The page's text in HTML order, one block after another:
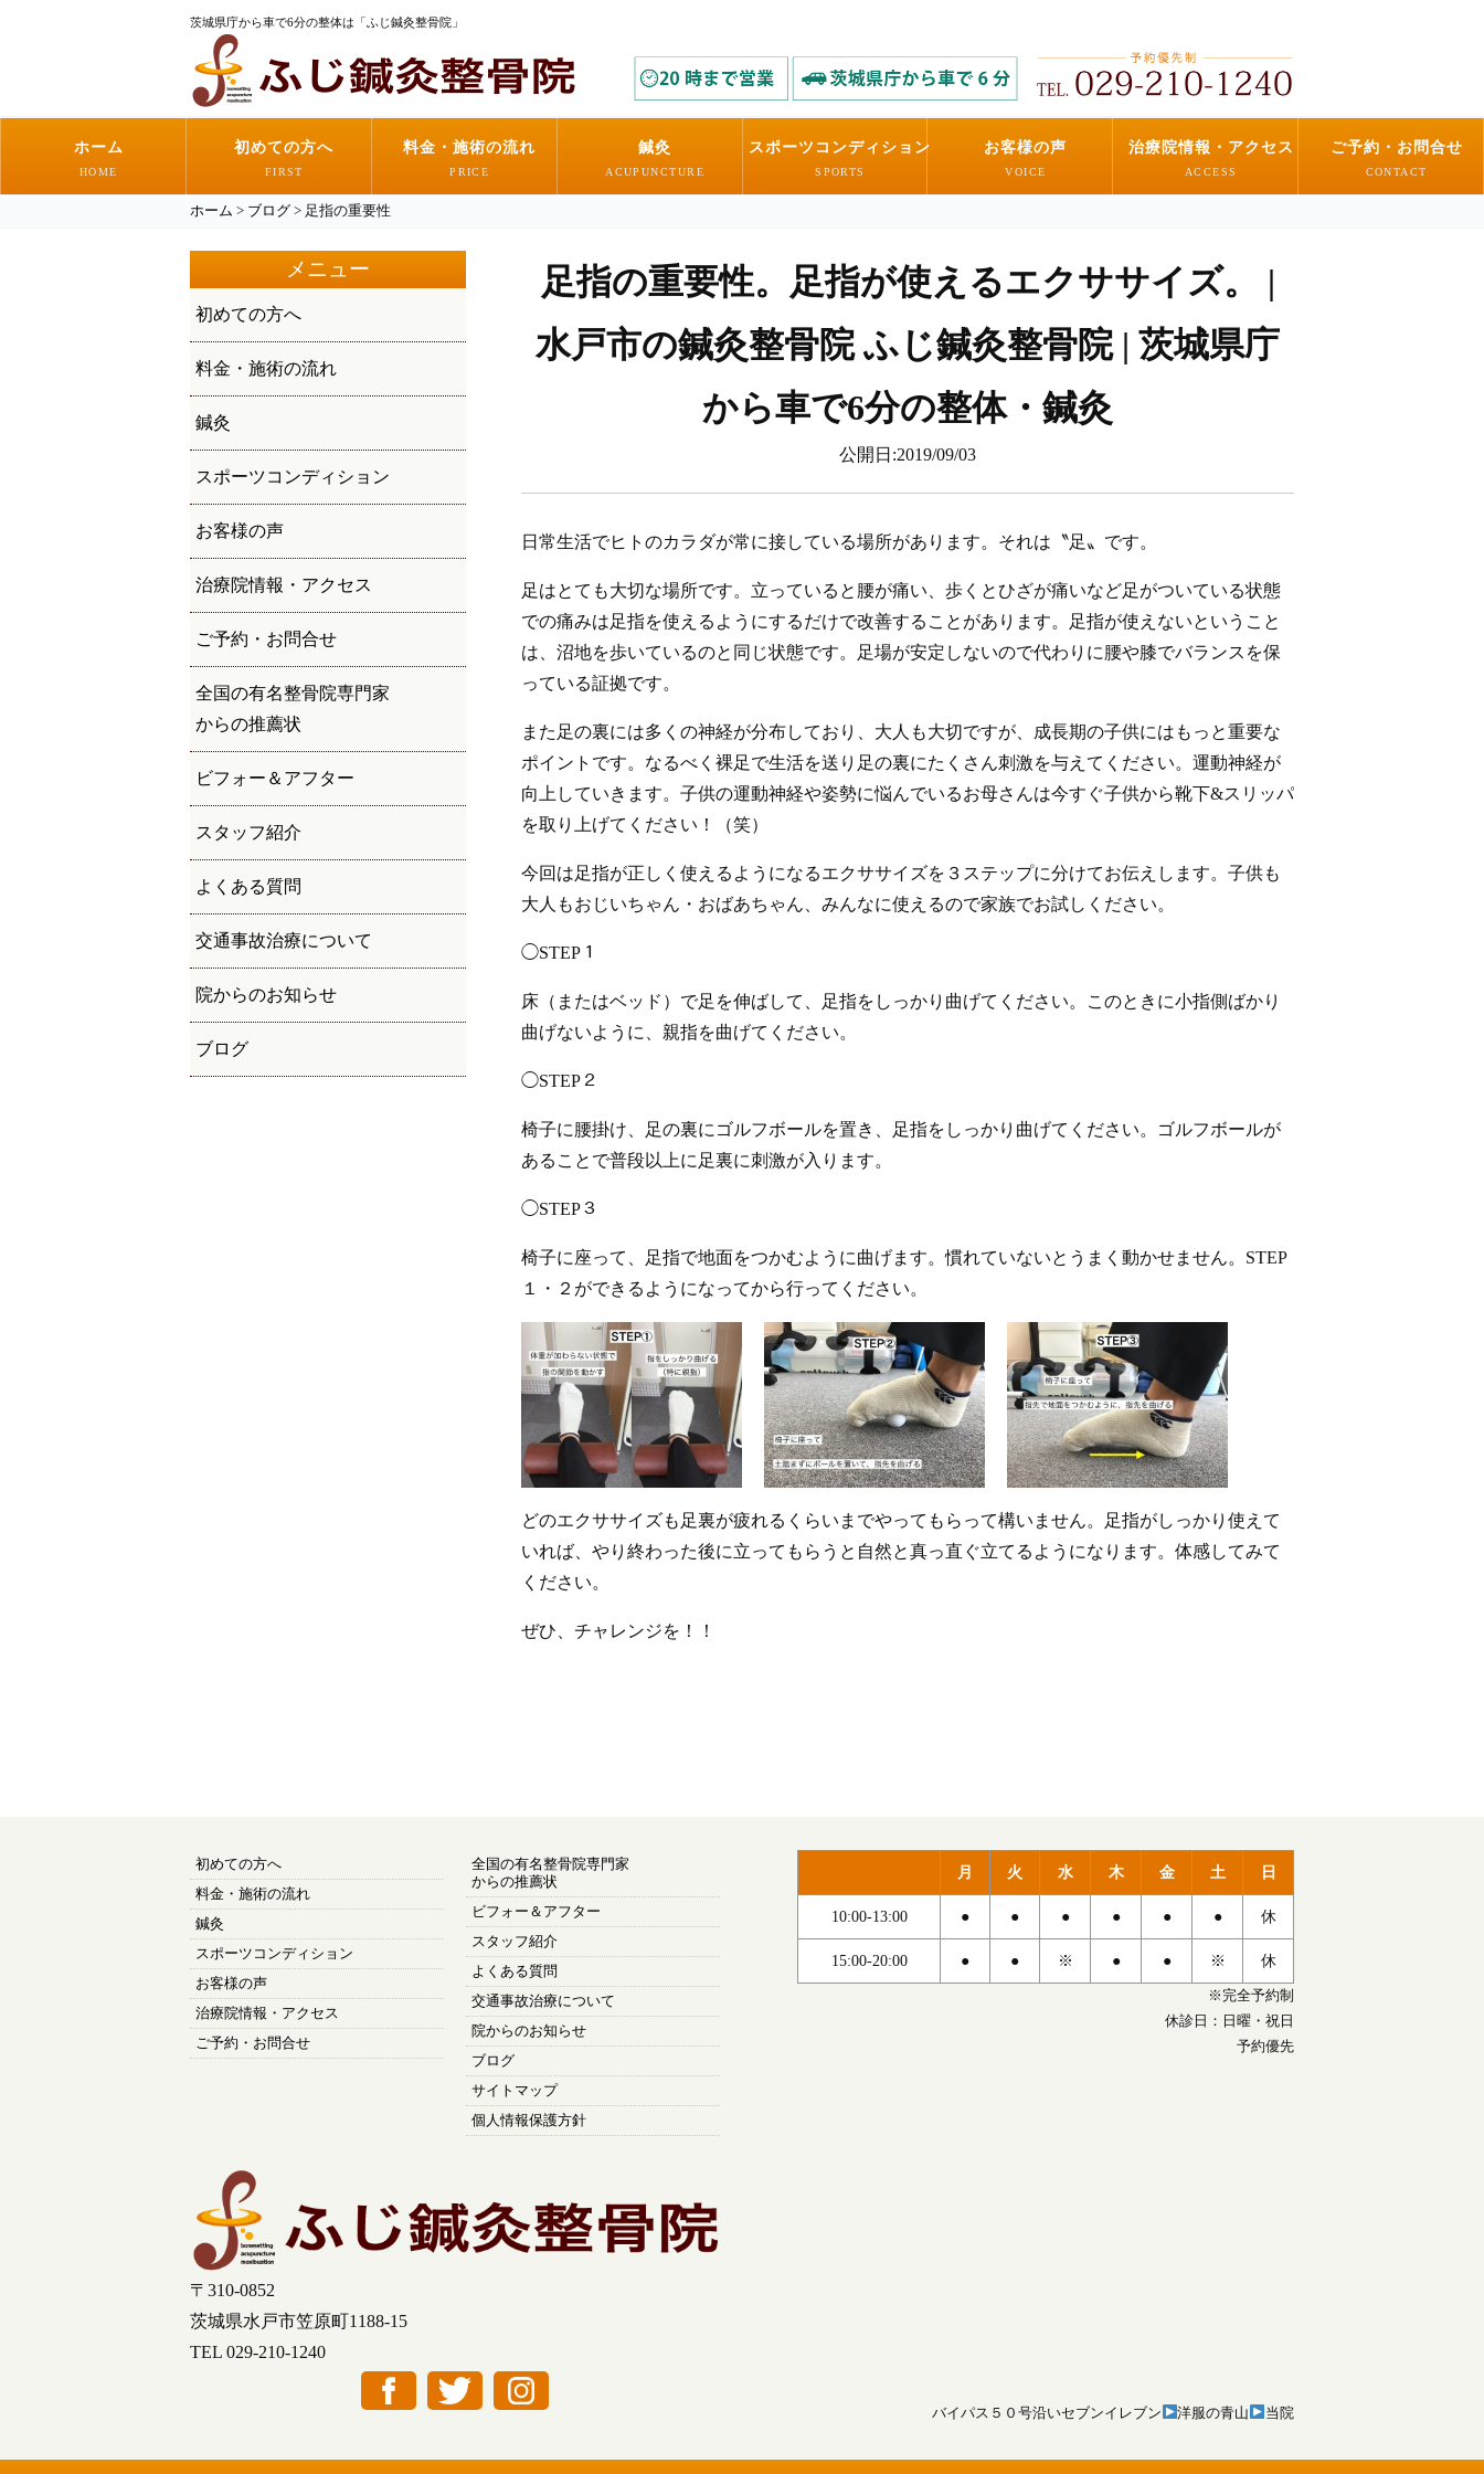
茨城県庁から車で6分の整体は「ふじ鍼灸整骨院」
ホーム
HOME
初めての方へ
FIRST
料金・施術の流れ
PRICE
鍼灸
ACUPUNCTURE
スポーツコンディション
SPORTS
お客様の声
VOICE
治療院情報・アクセス
ACCESS
ご予約・お問合せ
CONTACT
ホーム > ブログ > 足指の重要性
メニュー
初めての方へ
料金・施術の流れ
鍼灸
スポーツコンディション
お客様の声
治療院情報・アクセス
ご予約・お問合せ
全国の有名整骨院専門家
からの推薦状
ビフォー＆アフター
スタッフ紹介
よくある質問
交通事故治療について
院からのお知らせ
ブログ
足指の重要性。足指が使えるエクササイズ。 |
水戸市の鍼灸整骨院 ふじ鍼灸整骨院 | 茨城県庁
から車で6分の整体・鍼灸
公開日:2019/09/03
日常生活でヒトのカラダが常に接している場所があります。それは〝足〟です。
足はとても大切な場所です。立っていると腰が痛い、歩くとひざが痛いなど足がついている状態
での痛みは足指を使えるようにするだけで改善することがあります。足指が使えないということ
は、沼地を歩いているのと同じ状態です。足場が安定しないので代わりに腰や膝でバランスを保
っている証拠です。
また足の裏には多くの神経が分布しており、大人も大切ですが、成長期の子供にはもっと重要な
ポイントです。なるべく裸足で生活を送り足の裏にたくさん刺激を与えてください。運動神経が
向上していきます。子供の運動神経や姿勢に悩んでいるお母さんは今すぐ子供から靴下&スリッパ
を取り上げてください！（笑）
今回は足指が正しく使えるようになるエクササイズを３ステップに分けてお伝えします。子供も
大人もおじいちゃん・おばあちゃん、みんなに使えるので家族でお試しください。
◯STEP１
床（またはベッド）で足を伸ばして、足指をしっかり曲げてください。このときに小指側ばかり
曲げないように、親指を曲げてください。
◯STEP２
椅子に腰掛け、足の裏にゴルフボールを置き、足指をしっかり曲げてください。ゴルフボールが
あることで普段以上に足裏に刺激が入ります。
◯STEP３
椅子に座って、足指で地面をつかむように曲げます。慣れていないとうまく動かせません。STEP
１・２ができるようになってから行ってください。
どのエクササイズも足裏が疲れるくらいまでやってもらって構いません。足指がしっかり使えて
いれば、やり終わった後に立ってもらうと自然と真っ直ぐ立てるようになります。体感してみて
ください。
ぜひ、チャレンジを！！
初めての方へ
料金・施術の流れ
鍼灸
スポーツコンディション
お客様の声
治療院情報・アクセス
ご予約・お問合せ
全国の有名整骨院専門家
からの推薦状
ビフォー＆アフター
スタッフ紹介
よくある質問
交通事故治療について
院からのお知らせ
ブログ
サイトマップ
個人情報保護方針
〒310-0852
茨城県水戸市笠原町1188-15
TEL 029-210-1240
月 火 水 木 金 土 日
10:00-13:00 ● ● ● ● ● ● 休
15:00-20:00 ● ● ※ ● ● ※ 休
※完全予約制
休診日：日曜・祝日
予約優先
バイパス５０号沿いセブンイレブン 洋服の青山 当院